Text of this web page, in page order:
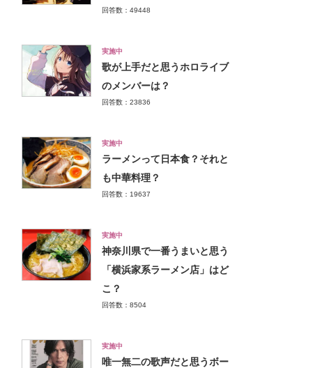
回答数：49448
実施中
歌が上手だと思うホロライブ
のメンバーは？
回答数：23836
実施中
ラーメンって日本食？それと
も中華料理？
回答数：19637
実施中
神奈川県で一番うまいと思う
「横浜家系ラーメン店」はど
こ？
回答数：8504
実施中
唯一無二の歌声だと思うボー